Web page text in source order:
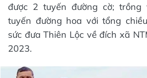
được 2 tuyến đường cờ;
tuyến đường hoa với tổng
sức đưa Thiên Lộc về đích xã
2023.